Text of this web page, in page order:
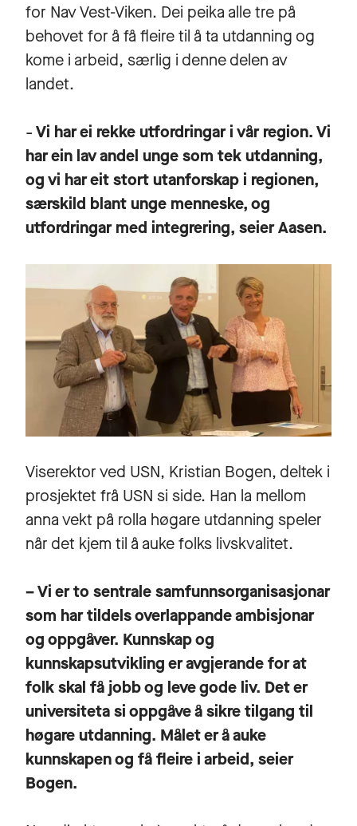
for Nav Vest-Viken. Dei peika alle tre på
behovet for å få fleire til å ta utdanning og
kome i arbeid, særlig i denne delen av
landet.
– Vi har ei rekke utfordringar i vår region. Vi
har ein lav andel unge som tek utdanning,
og vi har eit stort utanforskap i regionen,
særskild blant unge menneske, og
utfordringar med integrering, seier Aasen.
Viserektor ved USN, Kristian Bogen, deltek i
prosjektet frå USN si side. Han la mellom
anna vekt på rolla høgare utdanning speler
når det kjem til å auke folks livskvalitet.
– Vi er to sentrale samfunnsorganisasjonar
som har tildels overlappande ambisjonar
og oppgåver. Kunnskap og
kunnskapsutvikling er avgjerande for at
folk skal få jobb og leve gode liv. Det er
universiteta si oppgåve å sikre tilgang til
høgare utdanning. Målet er å auke
kunnskapen og få fleire i arbeid, seier
Bogen.